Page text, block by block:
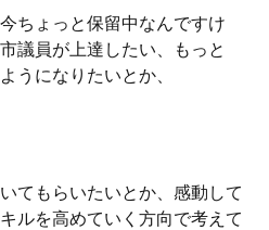
ちょっと保留中なんですけ
議員が上達したい、もっと
うになりたいとか、
てもらいたいとか、感動して
ルを高めていく方向で考えて